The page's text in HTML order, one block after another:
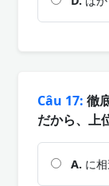
Câu 17: 徹
だから、上
A. に